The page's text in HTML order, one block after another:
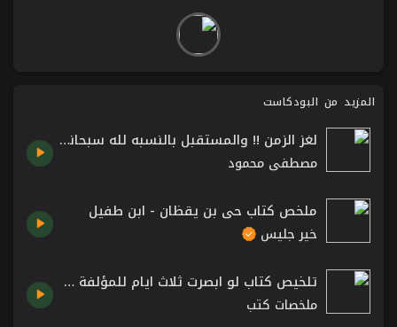
المزيد من البودكاست
لغز الزمن !! والمستقبل بالنسبه لله سبحانه وتعالى #الدكتور#مصطفى #محمود
مصطفى محمود
ملخص كتاب حي بن يقظان - ابن طفيل
خير جليس
تلخيص كتاب لو ابصرت ثلاث ايام للمؤلفة هيلين كيلر كتاب مسموع قصير للاستماع من افضل ما قرأت
ملخصات كتب